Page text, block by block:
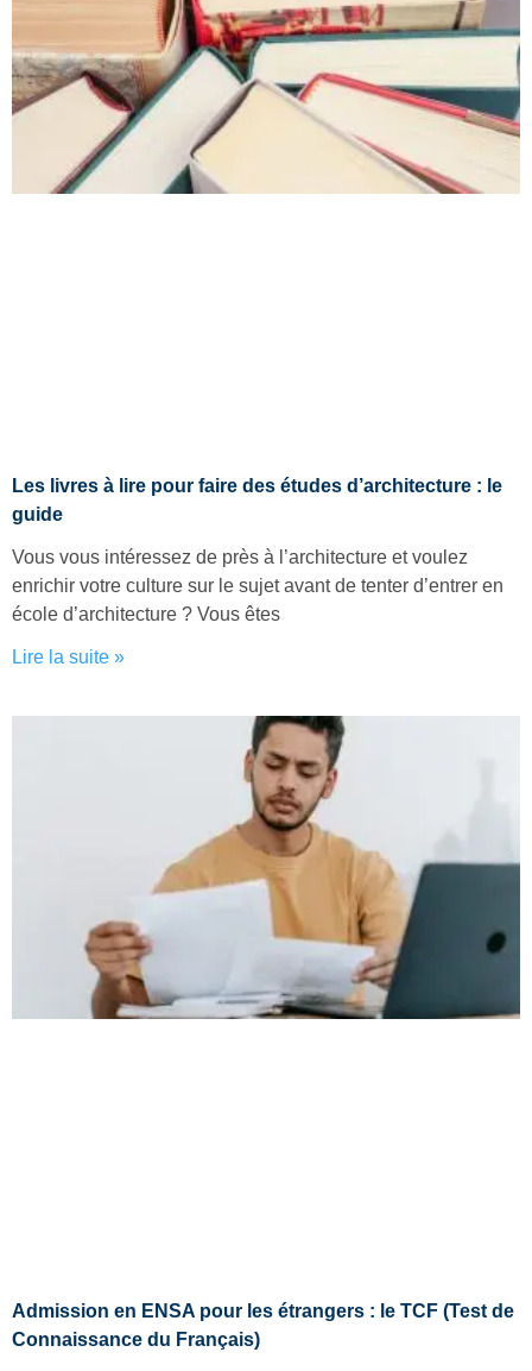
Les livres à lire pour faire des études d’architecture : le
guide
Vous vous intéressez de près à l’architecture et voulez
enrichir votre culture sur le sujet avant de tenter d’entrer en
école d’architecture ? Vous êtes
Lire la suite »
Admission en ENSA pour les étrangers : le TCF (Test de
Connaissance du Français)